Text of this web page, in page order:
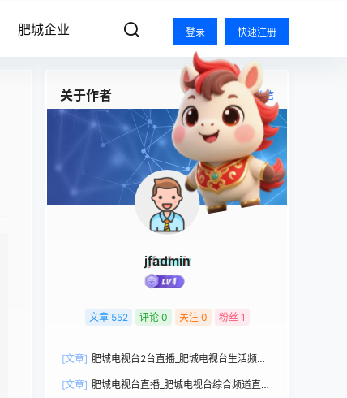
肥城企业 登录 快速注册
关于作者 关注 私信
jfadmin
文章 552 评论 0 关注 0 粉丝 1
[文章] 肥城电视台2台直播_肥城电视台生活频道
[文章] 肥城电视台直播_肥城电视台综合频道直播